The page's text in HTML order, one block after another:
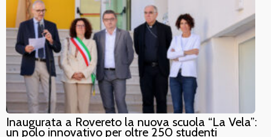
Inaugurata a Rovereto la nuova scuola “La Vela”:
un polo innovativo per oltre 250 studenti